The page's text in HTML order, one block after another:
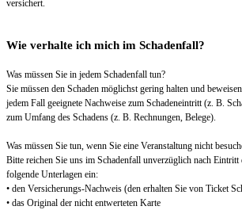
versichert.
Wie verhalte ich mich im Schadenfall?
Was müssen Sie in jedem Schadenfall tun?
Sie müssen den Schaden möglichst gering halten und
jedem Fall geeignete Nachweise zum Schadeneintritt (z. B.
zum Umfang des Schadens (z. B. Rechnungen, Belege).
Was müssen Sie tun, wenn Sie eine Veranstaltung nicht
Bitte reichen Sie uns im Schadenfall unverzüglich nach Eintritt
folgende Unterlagen ein:
• den Versicherungs-Nachweis (den erhalten Sie von Ticket
• das Original der nicht entwerteten Karte